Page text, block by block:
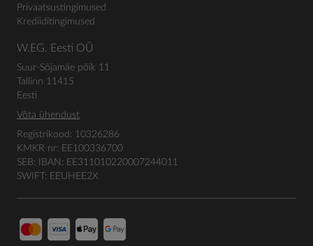
Privaatsustingimused
Krediiditingimused
W.EG. Eesti OÜ
Suur-Sõjamäe põik 11
Tallinn 11415
Eesti
Võta ühendust
Registrikood: 10326286
KMKR nr: EE100336700
SEB: IBAN: EE311010220007244011
SWIFT: EEUHEE2X